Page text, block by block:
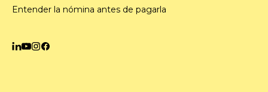
Entender la nómina antes de pagarla